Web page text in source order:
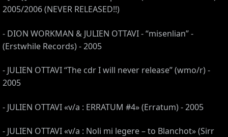
2005/2006 (NEVER RELEASED!!)
- DION WORKMAN & JULIEN OTTAVI - “misenlian” -
(Erstwhile Records) - 2005
- JULIEN OTTAVI “The cdr I will never release” (wmo/r) -
2005
- JULIEN OTTAVI «v/a : ERRATUM #4» (Erratum) - 2005
- JULIEN OTTAVI «v/a : Noli mi legere – to Blanchot» (Sirr